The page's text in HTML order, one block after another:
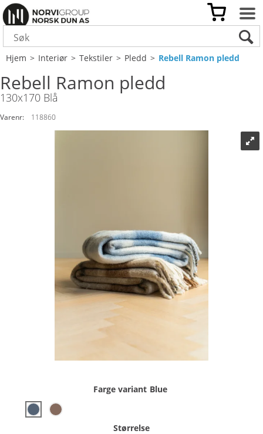
Hjem>Interiør>Tekstiler>Pledd>Rebell Ramon pledd
Rebell Ramon pledd
130x170 Blå
Varenr: 118860
Farge variant Blue
Størrelse